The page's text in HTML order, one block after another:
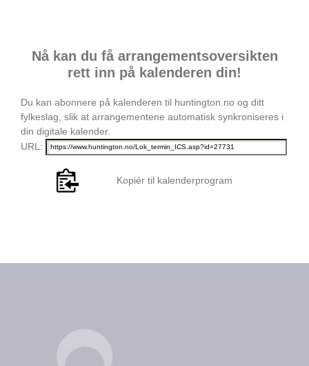
Nå kan du få arrangementsoversikten
rett inn på kalenderen din!
Du kan abonnere på kalenderen til huntington.no og ditt
fylkeslag, slik at arrangementene automatisk synkroniseres i
din digitale kalender.
URL:
Kopiér til kalenderprogram